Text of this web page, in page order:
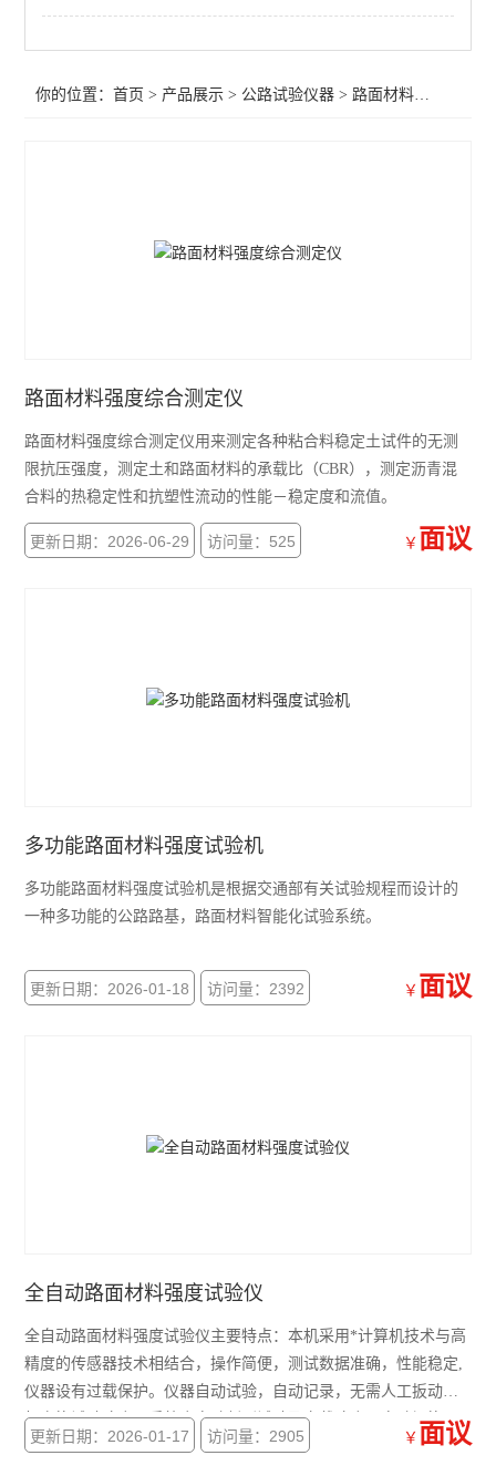
全自动细集料棱角性测定仪
手动防水板气密性测定仪
电动防水焊板气密性检测仪
公路试验仪器配置
公路试验仪器
野外承载板测定仪
K30荷载板测定仪
摆式摩擦系数测定仪
细集料棱角性测定仪
灌砂法容量测定仪
轻重型触探仪
电动铺砂仪
公路连续式八轮平整度仪仪
高温炉
你的位置：首页 > 产品展示 > 公路试验仪器 > 路面材料强度试验仪
路面材料强度综合测定仪
路面材料强度综合测定仪用来测定各种粘合料稳定土试件的无测
限抗压强度，测定土和路面材料的承载比（CBR），测定沥青混
合料的热稳定性和抗塑性流动的性能－稳定度和流值。
更新日期：2026-06-29 访问量：525 ￥ 面议
多功能路面材料强度试验机
多功能路面材料强度试验机是根据交通部有关试验规程而设计的
一种多功能的公路路基，路面材料智能化试验系统。
更新日期：2026-01-18 访问量：2392 ￥ 面议
全自动路面材料强度试验仪
全自动路面材料强度试验仪主要特点：本机采用*计算机技术与高
精度的传感器技术相结合，操作简便，测试数据准确，性能稳定,
仪器设有过载保护。仪器自动试验，自动记录，无需人工扳动档
杆变换试验速度，系统会自动判别试验及空载速度且自动切换。
更新日期：2026-01-17 访问量：2905 ￥ 面议